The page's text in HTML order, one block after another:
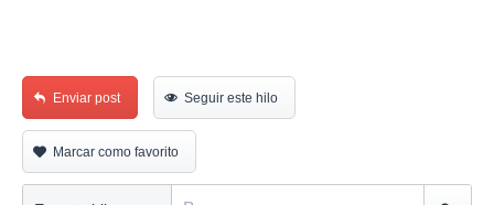
Enviar post Seguir este hilo
Marcar como favorito